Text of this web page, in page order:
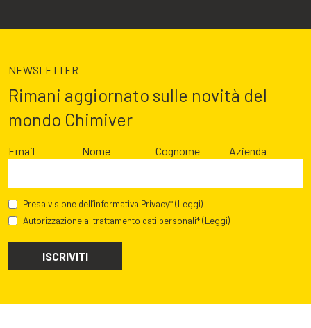
NEWSLETTER
Rimani aggiornato sulle novità del
mondo Chimiver
Email Nome Cognome Azienda
Presa visione dell’informativa Privacy*(Leggi)
Autorizzazione al trattamento dati personali*(Leggi)